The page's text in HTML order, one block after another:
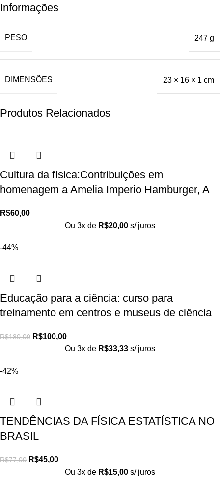
Informações
PESO 247 g
DIMENSÕES 23 × 16 × 1 cm
Produtos Relacionados
Cultura da física:Contribuições em
homenagem a Amelia Imperio Hamburger, A
R$60,00
Ou 3x de R$20,00 s/ juros
-44%
Educação para a ciência: curso para
treinamento em centros e museus de ciência
R$180,00 R$100,00
Ou 3x de R$33,33 s/ juros
-42%
TENDÊNCIAS DA FÍSICA ESTATÍSTICA NO
BRASIL
R$77,00 R$45,00
Ou 3x de R$15,00 s/ juros